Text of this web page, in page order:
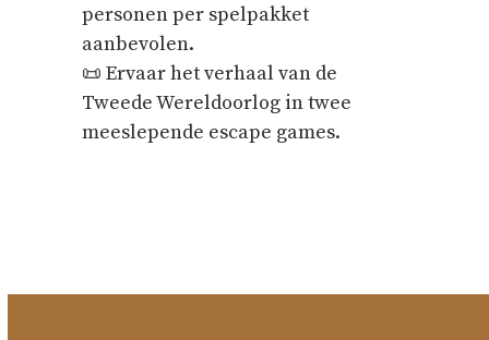
personen per spelpakket
aanbevolen.
📜 Ervaar het verhaal van de
Tweede Wereldoorlog in twee
meeslepende escape games.